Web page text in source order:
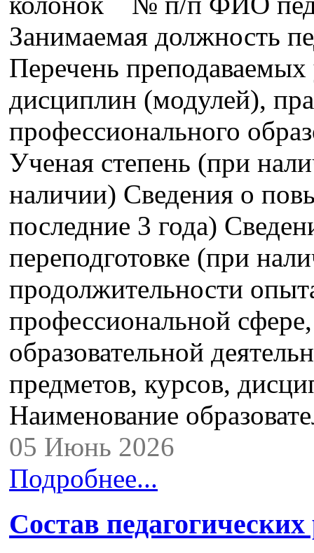
Занимаемая должность
Перечень
дисциплин (модулей),
профессионального
Ученая степень (при
наличии) Сведения о
последние 3 года)
переподготовке (при
продолжительности
профессиональной
образовательной
предметов, курсов,
Наименование
05 Июнь 2026
Подробнее...
Состав